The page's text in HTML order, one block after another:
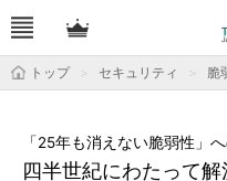
トップ セキュリティ 脆
四半世紀にわたって
「25年も消えない脆弱性」